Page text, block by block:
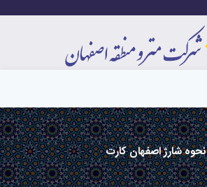
نحوه شارژ اصفهان کارت